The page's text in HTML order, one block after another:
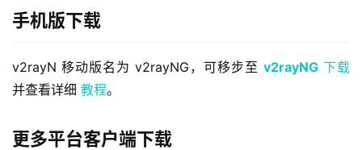
手机版下载
v2rayN 移动版名为 v2rayNG，可移步至 v2rayNG 下载
并查看详细 教程。
更多平台客户端下载